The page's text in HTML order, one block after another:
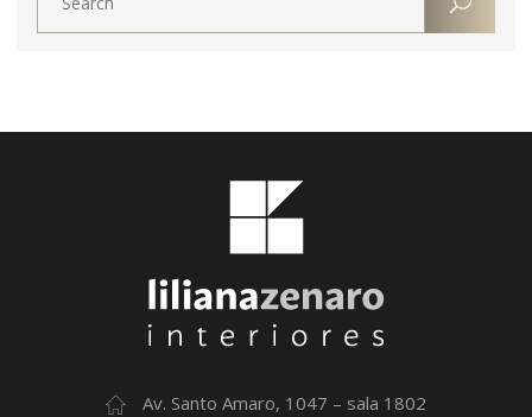
Av. Santo Amaro, 1047 – sala 1802